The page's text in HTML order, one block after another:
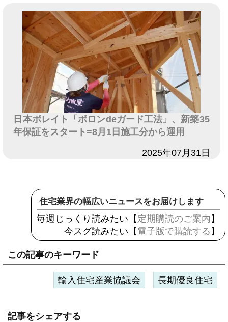
日本ボレイト「ボロンdeガード工法」、新築35
年保証をスタート=8月1日施工分から運用
2025年07月31日
住宅業界の幅広いニュースをお届けします
毎週じっくり読みたい【 定期購読のご案内 】
今スグ読みたい【 電子版で購読する 】
この記事のキーワード
輸入住宅産業協議会 長期優良住宅
記事をシェアする